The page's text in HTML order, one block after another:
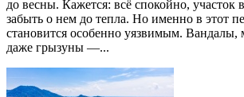
до весны. Кажется: всё спокойно, участок
забыть о нем до тепла. Но именно в этот
становится особенно уязвимым.
даже грызуны —...